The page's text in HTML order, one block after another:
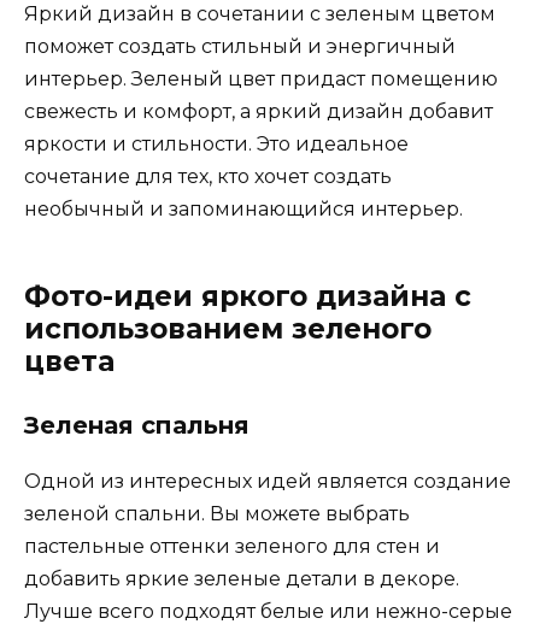
Яркий дизайн в сочетании с зеленым цветом
поможет создать стильный и энергичный
интерьер. Зеленый цвет придаст помещению
свежесть и комфорт, а яркий дизайн добавит
яркости и стильности. Это идеальное
сочетание для тех, кто хочет создать
необычный и запоминающийся интерьер.
Фото-идеи яркого дизайна с
использованием зеленого
цвета
Зеленая спальня
Одной из интересных идей является создание
зеленой спальни. Вы можете выбрать
пастельные оттенки зеленого для стен и
добавить яркие зеленые детали в декоре.
Лучше всего подходят белые или нежно-серые